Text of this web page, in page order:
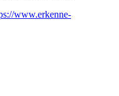
www.erkenne-